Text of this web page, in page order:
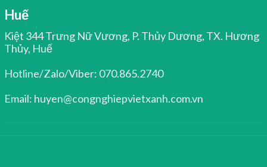
Huế
Kiệt 344 Trưng Nữ Vương, P. Thủy Dương, TX. Hương
Thủy, Huế
Hotline/Zalo/Viber: 070.865.2740
Email: huyen@congnghiepvietxanh.com.vn